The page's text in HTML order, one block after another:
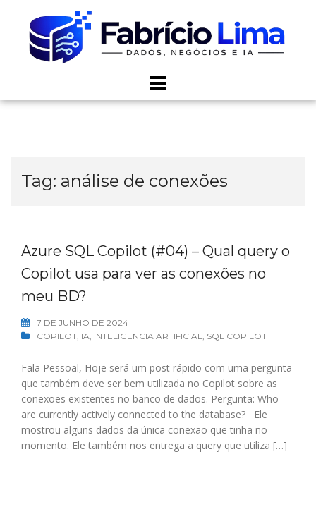
content
Tag: análise de conexões
Azure SQL Copilot (#04) – Qual query o
Copilot usa para ver as conexões no
meu BD?
7 DE JUNHO DE 2024
COPILOT, IA, INTELIGENCIA ARTIFICIAL, SQL COPILOT
Fala Pessoal, Hoje será um post rápido com uma pergunta
que também deve ser bem utilizada no Copilot sobre as
conexões existentes no banco de dados. Pergunta: Who
are currently actively connected to the database? Ele
mostrou alguns dados da única conexão que tinha no
momento. Ele também nos entrega a query que utiliza […]